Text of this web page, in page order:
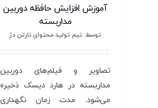
آموزش افزایش حافظه دوربین
مداربسته
توسط: تیم تولید محتوای تارتن دژ
تصاویر و فیلم‌های دوربین
مداربسته در هارد دیسک ذخیره
می‌شود. مدت زمان نگهداری